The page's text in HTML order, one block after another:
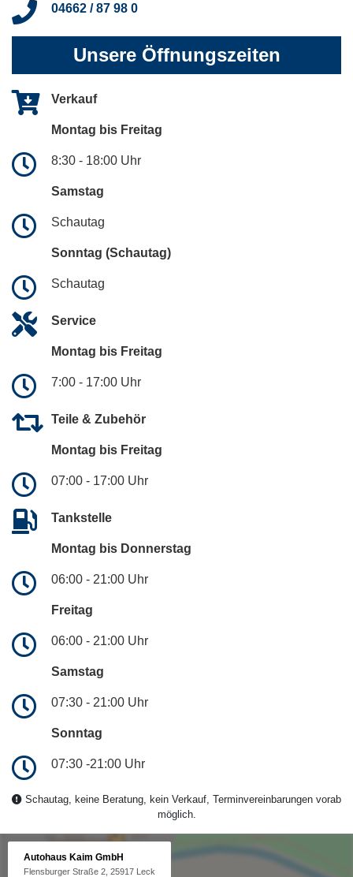
04662 / 87 98 0
Unsere Öffnungszeiten
Verkauf
Montag bis Freitag
8:30 - 18:00 Uhr
Samstag
Schautag
Sonntag (Schautag)
Schautag
Service
Montag bis Freitag
7:00 - 17:00 Uhr
Teile & Zubehör
Montag bis Freitag
07:00 - 17:00 Uhr
Tankstelle
Montag bis Donnerstag
06:00 - 21:00 Uhr
Freitag
06:00 - 21:00 Uhr
Samstag
07:30 - 21:00 Uhr
Sonntag
07:30 -21:00 Uhr
Schautag, keine Beratung, kein Verkauf, Terminvereinbarungen vorab
möglich.
Autohaus Kaim GmbH
Flensburger Straße 2, 25917 Leck